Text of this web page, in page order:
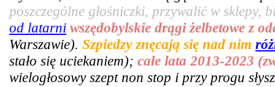
poszczególne głośniczki, przywalić w sklepy,
od latarni wszędobylskie drągi żelbetowe z
Warszawie). Szpiedzy znęcają się nad nim
stało się uciekaniem); całe lata 2013-2023
wielogłosowy szept non stop i przy progu